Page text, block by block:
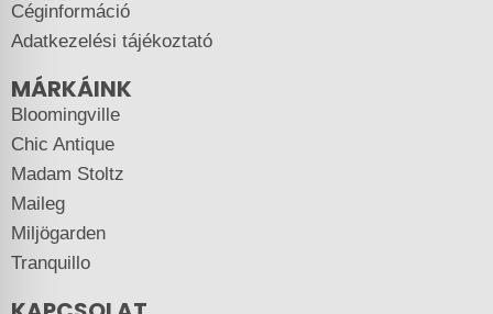
Céginformáció
Adatkezelési tájékoztató
MÁRKÁINK
Bloomingville
Chic Antique
Madam Stoltz
Maileg
Miljögarden
Tranquillo